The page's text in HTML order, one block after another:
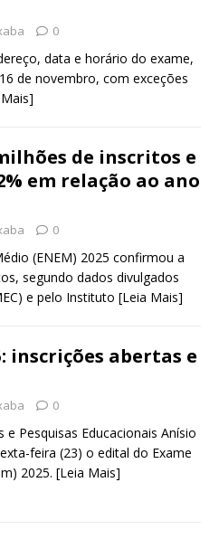
0
data e horário do exame,
de novembro, com exceções
de inscritos e
em relação ao ano
0
(ENEM) 2025 confirmou a
segundo dados divulgados
e pelo Instituto [Leia Mais]
inscrições abertas e
0
Pesquisas Educacionais Anísio
feira (23) o edital do Exame
2025. [Leia Mais]